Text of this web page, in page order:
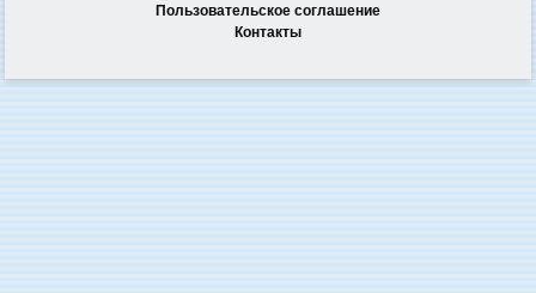
Пользовательское соглашение
Контакты